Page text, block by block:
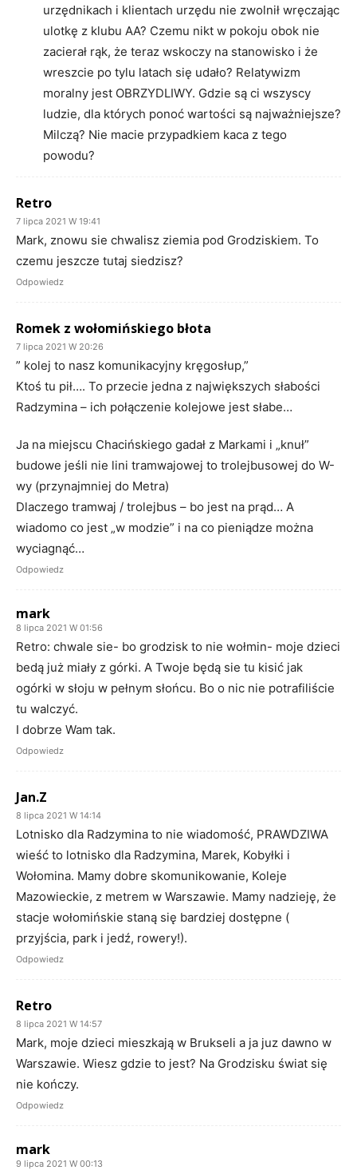
urzędnikach i klientach urzędu nie zwolnił wręczając
ulotkę z klubu AA? Czemu nikt w pokoju obok nie
zacierał rąk, że teraz wskoczy na stanowisko i że
wreszcie po tylu latach się udało? Relatywizm
moralny jest OBRZYDLIWY. Gdzie są ci wszyscy
ludzie, dla których ponoć wartości są najważniejsze?
Milczą? Nie macie przypadkiem kaca z tego
powodu?
Retro
7 lipca 2021 W 19:41
Mark, znowu sie chwalisz ziemia pod Grodziskiem. To
czemu jeszcze tutaj siedzisz?
Odpowiedz
Romek z wołomińskiego błota
7 lipca 2021 W 20:26
” kolej to nasz komunikacyjny kręgosłup,”
Ktoś tu pił…. To przecie jedna z największych słabości
Radzymina – ich połączenie kolejowe jest słabe…
Ja na miejscu Chacińskiego gadał z Markami i „knuł”
budowe jeśli nie lini tramwajowej to trolejbusowej do W-
wy (przynajmniej do Metra)
Dlaczego tramwaj / trolejbus – bo jest na prąd… A
wiadomo co jest „w modzie” i na co pieniądze można
wyciagnąć…
Odpowiedz
mark
8 lipca 2021 W 01:56
Retro: chwale sie- bo grodzisk to nie wołmin- moje dzieci
bedą już miały z górki. A Twoje będą sie tu kisić jak
ogórki w słoju w pełnym słońcu. Bo o nic nie potrafiliście
tu walczyć.
I dobrze Wam tak.
Odpowiedz
Jan.Z
8 lipca 2021 W 14:14
Lotnisko dla Radzymina to nie wiadomość, PRAWDZIWA
wieść to lotnisko dla Radzymina, Marek, Kobyłki i
Wołomina. Mamy dobre skomunikowanie, Koleje
Mazowieckie, z metrem w Warszawie. Mamy nadzieję, że
stacje wołomińskie staną się bardziej dostępne (
przyjścia, park i jedź, rowery!).
Odpowiedz
Retro
8 lipca 2021 W 14:57
Mark, moje dzieci mieszkają w Brukseli a ja juz dawno w
Warszawie. Wiesz gdzie to jest? Na Grodzisku świat się
nie kończy.
Odpowiedz
mark
9 lipca 2021 W 00:13